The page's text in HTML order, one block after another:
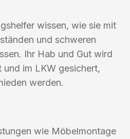
wissen, wie sie mit
und schweren
Ihr Hab und Gut wird
im LKW gesichert,
werden.
wie Möbelmontage